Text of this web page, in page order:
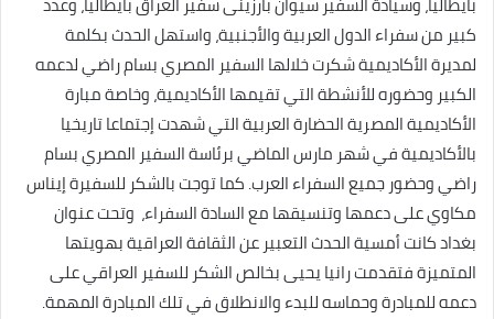
كبير من سفراء الدول العربية والأجنبية، واستهل الحدث بكلمة
لمديرة الأكاديمية شكرت خلالها السفير المصري بسام راضي لدعمه
الكبير وحضوره للأنشطة التي تقيمها الأكاديمية، وخاصة مبارة
الأكاديمية المصرية الحضارة العربية التي شهدت إجتماعا تاريخيا
بالأكاديمية في شهر مارس الماضي برئاسة السفير المصري بسام
راضي وحضور جميع السفراء العرب. كما توجت بالشكر للسفيرة إيناس
مكاوي على دعمها وتنسيقها ‏مع السادة السفراء، ‏ وتحت عنوان
بغداد كانت أمسية الحدث التعبير عن الثقافة العراقية بهويتها
المتميزة فتقدمت رانيا يحيى بخالص الشكر للسفير العراقي على
دعمه للمبادرة وحماسه للبدء والانطلاق في تلك المبادرة المهمة.